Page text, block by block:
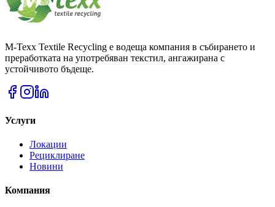
M-Texx Textile Recycling е водеща компания в събирането и
преработката на употребяван текстил, ангажирана с
устойчивото бъдеще.
Услуги
Локации
Рециклиране
Новини
Компания